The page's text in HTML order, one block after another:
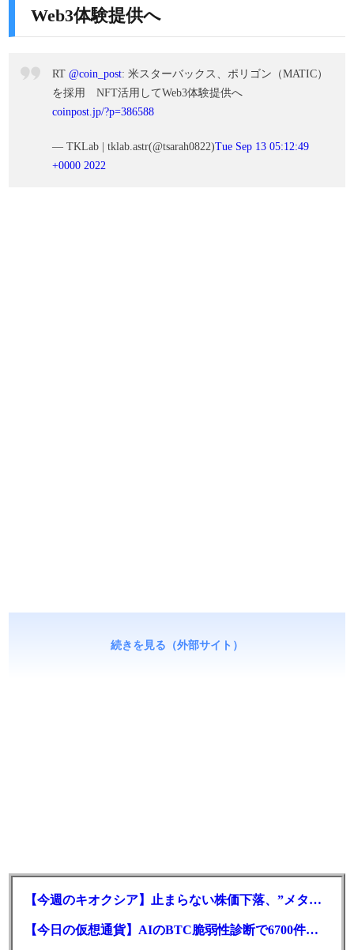
Web3体験提供へ
RT @coin_post: 米スターバックス、ポリゴン（MATIC）
を採用 NFT活用してWeb3体験提供へ
coinpost.jp/?p=386588
— TKLab | tklab.astr(@tsarah0822)Tue Sep 13 05:12:49
+0000 2022
続きを見る（外部サイト）
【今週のキオクシア】止まらない株価下落、”メタプラネット化”の指摘は本当？
【今日の仮想通貨】AIのBTC脆弱性診断で6700件の指摘。赤字マイニング企業はAIに賭ける